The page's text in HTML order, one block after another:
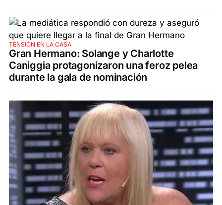
TENSIÓN EN LA CASA
Gran Hermano: Solange y Charlotte
Caniggia protagonizaron una feroz pelea
durante la gala de nominación